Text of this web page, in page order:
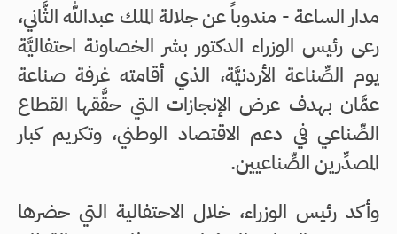
مدار الساعة - مندوباً عن جلالة الملك عبدالله الثَّاني،
رعى رئيس الوزراء الدكتور بشر الخصاونة احتفاليَّة
يوم الصِّناعة الأردنيَّة، الذي أقامته غرفة صناعة
عمَّان بهدف عرض الإنجازات التي حقَّقها القطاع
الصِّناعي في دعم الاقتصاد الوطني، وتكريم كبار
المصدِّرين الصِّناعيين.
وأكد رئيس الوزراء، خلال الاحتفالية التي حضرها